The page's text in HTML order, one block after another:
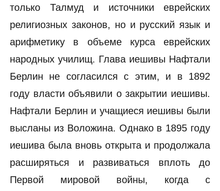
только Талмуд и источники еврейских
религиозных законов, но и русский язык и
арифметику в объеме курса еврейских
народных училищ. Глава иешивы Нафтали
Берлин не согласился с этим, и в 1892
году власти объявили о закрытии иешивы.
Нафтали Берлин и учащиеся иешивы были
высланы из Воложина. Однако в 1895 году
иешива была вновь открыта и продолжала
расширяться и развиваться вплоть до
Первой мировой войны, когда с